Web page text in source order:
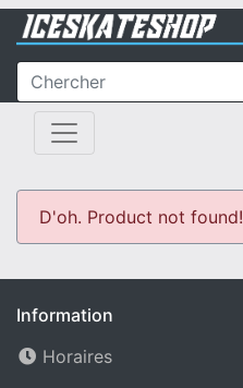
D'oh. Product not found!
Information
Horaires